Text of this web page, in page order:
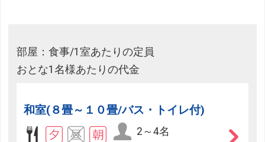
部屋：食事/1室あたりの定員
おとな1名様あたりの代金
和室(８畳～１０畳/バス・トイレ付)
2～4名